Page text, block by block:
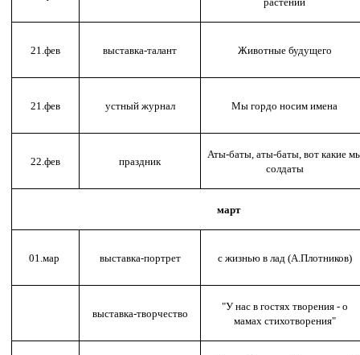
21.фев выставка-талант Животные будущего
21.фев устный журнал Мы гордо носим имена
22.фев праздник
Аты-баты, аты-баты, вот какие
солдаты
март
01.мар выставка-портрет с жизнью в лад (А.Плотников)
выставка-творчество
"У нас в гостях творения - о
мамах стихотворения"